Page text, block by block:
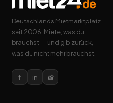
Deutschlands Mietmarktplatz
seit 2006. Miete, was du
brauchst — und gib zurück,
was du nicht mehr brauchst.
f in 📸